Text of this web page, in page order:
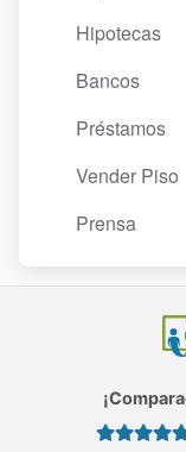
Hipotecas
Bancos
Préstamos
Vender Piso
Prensa